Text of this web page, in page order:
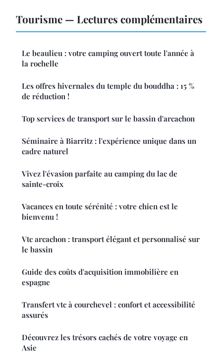
Tourisme — Lectures complémentaires
Le beaulieu : votre camping ouvert toute l'année à
la rochelle
Les offres hivernales du temple du bouddha : 15 %
de réduction !
Top services de transport sur le bassin d'arcachon
Séminaire à Biarritz : l'expérience unique dans un
cadre naturel
Vivez l'évasion parfaite au camping du lac de
sainte-croix
Vacances en toute sérénité : votre chien est le
bienvenu !
Vtc arcachon : transport élégant et personnalisé sur
le bassin
Guide des coûts d'acquisition immobilière en
espagne
Transfert vtc à courchevel : confort et accessibilité
assurés
Découvrez les trésors cachés de votre voyage en
Asie